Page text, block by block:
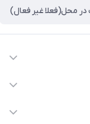
در محل(فعلا غیر فعال)